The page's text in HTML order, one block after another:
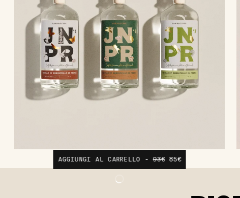
AGGIUNGI AL CARRELLO -93€85€